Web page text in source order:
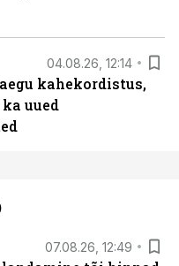
04.08.26, 12:14
kahekordistus,
uued
07.08.26, 12:49